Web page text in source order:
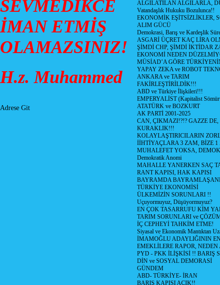
SEVMEDİKCE
İMAN ETMİŞ
OLAMAZSINIZ!
H.z. Muhammed
Adrese Git
ALGILATILAN ALGILARLA,
Vatandaşlık Hukuku Bozulunca!!
EKONOMİK EŞİTSİZLİKLER,
ALIM GÜCÜ
Demokrasi, Barış ve Kardeşlik
ASGARİ ÜÇRET KAÇ LİRA
ŞİMDİ CHP, ŞİMDİ İKTİDAR
EKONOMİ NEDEN
MÜSİAD’A GÖRE
YAPAY ZEKA ve ROBOT
ANKARA ve TARIM
FAKİRLEŞTİRİLDİK!!!
ABD ve Türkiye İlişkileri!!!
EMPERYALİST (Kapitalist
ATATÜRK ve BOZKURT
AK PARTİ 2001-2025
CAN, ÇIKMAZI!?!? GAZZE
KURAKLIK!!!
KOLAYLAŞTIRICILARIN
İİHTİYAÇLARA 3 ZAM, BİZE
MUHALEFET YOKSA,
Demokratik Anomi
MAHALLE YANERKEN SAÇ
RANT KAPISI, HAK KAPISI
BAYRAMDA
TÜRKİYE EKONOMİSİ
ÜLKEMİZİN SORUNLARI !!
Uçuyormuyuz, Düşüyormuyuz?
EN ÇOK TASARRUFU KİM
TARIM SORUNLARI ve
İÇ CEPHEYİ TAHKİM ETME!
Siyasal ve Ekonomik Mantıktan
İMAMOĞLU ADAYLIĞININ
EMEKLİLERE RAPOR,
PYD - PKK İLİŞKİSİ !! BARIŞ
DİN ve SOSYAL DEMORASİ
GÜNDEM
ABD- TÜRKİYE- İRAN
BARIŞ KAPISI AÇIK!!